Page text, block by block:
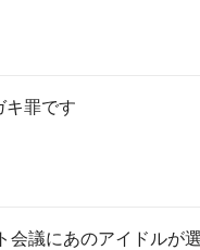
キ罪です
会議にあのアイドルが